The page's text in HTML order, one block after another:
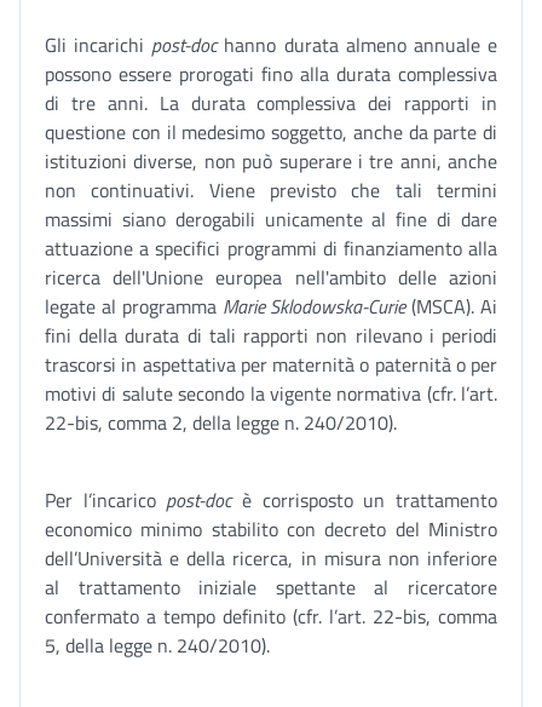
Gli incarichi post-dochanno durata almeno annuale e
possono essere prorogati fino alla durata complessiva
di tre anni. La durata complessiva dei rapporti in
questione con il medesimo soggetto, anche da parte di
istituzioni diverse, non può superare i tre anni, anche
non continuativi. Viene previsto che tali termini
massimi siano derogabili unicamente al fine di dare
attuazione a specifici programmi di finanziamento alla
ricerca dell'Unione europea nell'ambito delle azioni
legate al programma Marie Sklodowska-Curie(MSCA). Ai
fini della durata di tali rapporti non rilevano i periodi
trascorsi in aspettativa per maternità o paternità o per
motivi di salute secondo la vigente normativa (cfr. l’art.
22-bis, comma 2, della legge n. 240/2010).
Per l’incarico post-docè corrisposto un trattamento
economico minimo stabilito con decreto del Ministro
dell’Università e della ricerca, in misura non inferiore
al trattamento iniziale spettante al ricercatore
confermato a tempo definito (cfr. l’art. 22-bis, comma
5, della legge n. 240/2010).